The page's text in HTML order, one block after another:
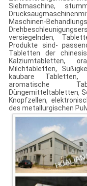
Siebmaschine,
Maschinen-
versiegelnden,
Produkte sind-
Tabletten der
Kalziumtabletten,
Milchtabletten,
kaubare Tabletten,
aromatische
Düngemitteltabletten,
Knopfzellen,
des metallurgischen